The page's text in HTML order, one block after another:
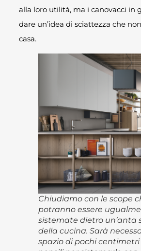
alla loro utilità, ma i canovacci in
dare un’idea di sciattezza che
casa.
Chiudiamo con le scope
potranno essere
sistemate dietro un’anta
della cucina. Sarà
spazio di pochi